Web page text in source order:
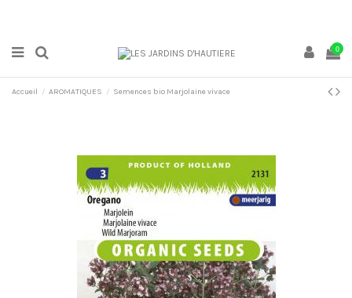
0
Accueil AROMATIQUES Semences bio Marjolaine vivace